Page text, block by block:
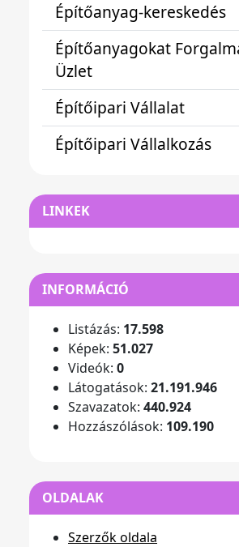
Építőanyag-kereskedés
Építőanyagokat
Üzlet
Építőipari Vállalat
Építőipari Vállalkozás
LINKEK
INFORMÁCIÓ
Listázás: 17.598
Képek: 51.027
Videók: 0
Látogatások: 21.191.946
Szavazatok: 440.924
Hozzászólások: 109.190
OLDALAK
Szerzők oldala